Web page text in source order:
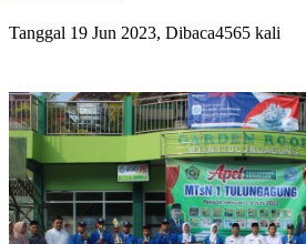
Tanggal 19 Jun 2023, Dibaca4565 kali